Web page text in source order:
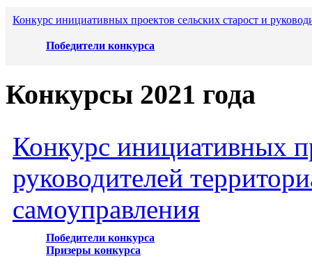
Конкурс инициативных проектов сельских старост и
Победители конкурса
Конкурсы 2021 года
Конкурс инициативных
руководителей
самоуправления
Победители конкурса
Призеры конкурса